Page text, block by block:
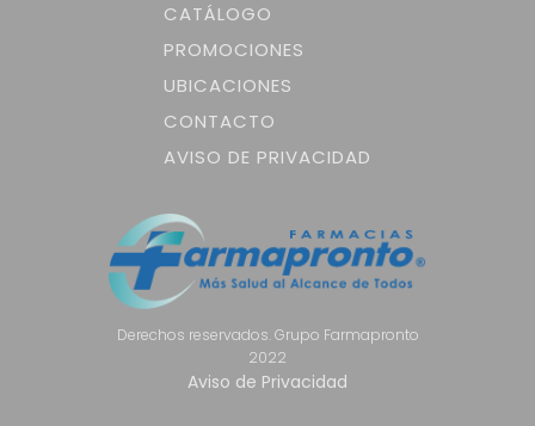
CATÁLOGO
PROMOCIONES
UBICACIONES
CONTACTO
AVISO DE PRIVACIDAD
Derechos reservados. Grupo Farmapronto
2022
Aviso de Privacidad